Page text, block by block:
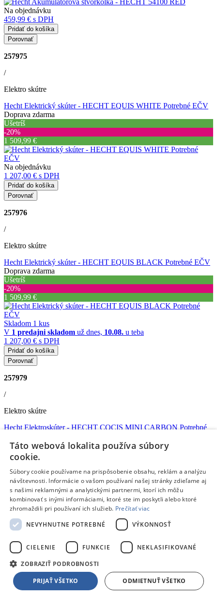
Na objednávku
459,99 € s DPH
Pridať do košíka
Porovnať
257975
/
Elektro skútre
Hecht Elektrický skúter - HECHT EQUIS WHITE Potrebné EČV
Doprava zdarma
Ušetríš
‐20%
1 509,99 €
Na objednávku
1 207,00 € s DPH
Pridať do košíka
Porovnať
257976
/
Elektro skútre
Hecht Elektrický skúter - HECHT EQUIS BLACK Potrebné EČV
Doprava zdarma
Ušetríš
‐20%
1 509,99 €
Skladom 1 kus
V 1 predajni skladom už dnes, 10.08. u teba
1 207,00 € s DPH
Pridať do košíka
Porovnať
257979
/
Elektro skútre
Hecht Elektroskúter - HECHT COCIS MINI CARBON Potrebné
Doprava zdarma
Ušetríš
‐20%
919,99 €
Na objednávku
735,00 € s DPH
Porovnať
257978
Elektro skútre
Hecht Elektroskúter - HECHT COCIS MINI RED Potrebné EČV
Táto webová lokalita používa súbory
cookie.
Súbory cookie používame na prispôsobenie obsahu, reklám a analýzu
návštevnosti. Informácie o vašom používaní našej stránky zdieľame aj
s našimi reklamnými a analytickými partnermi, ktorí ich môžu
kombinovať s inými informáciami, ktoré ste im poskytli alebo ktoré
zhromaždili pri používaní ich služieb. Prečítať viac
NEVYHNUTNE POTREBNÉ
VÝKONNOSŤ
CIELENIE FUNKCIE NEKLASIFIKOVANÉ
ZOBRAZIŤ PODROBNOSTI
PRIJAŤ VŠETKO ODMIETNUŤ VŠETKO